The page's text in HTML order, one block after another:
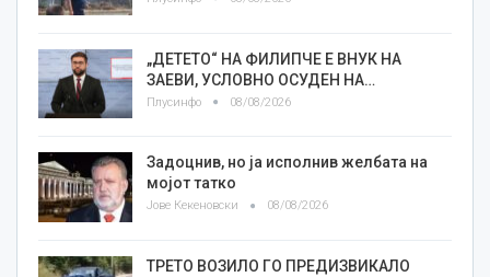
„ДЕТЕТО“ НА ФИЛИПЧЕ Е ВНУК НА
ЗАЕВИ, УСЛОВНО ОСУДЕН НА…
Плусинфо 08/08/2026
Задоцнив, но ја исполнив желбата на
мојот татко
Јове Кекеновски 08/08/2026
ТРЕТО ВОЗИЛО ГО ПРЕДИЗВИКАЛО